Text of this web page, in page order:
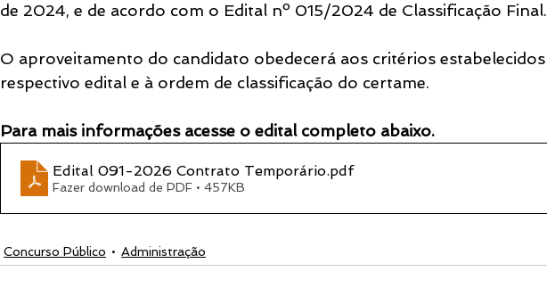
de 2024, e de acordo com o Edital nº 015/2024 de Classificação Final.
O aproveitamento do candidato obedecerá aos critérios
respectivo edital e à ordem de classificação do certame.
Para mais informações acesse o edital completo abaixo.
Edital 091-2026 Contrato Temporário.pdf
Fazer download de PDF • 457KB
Concurso Público Administração